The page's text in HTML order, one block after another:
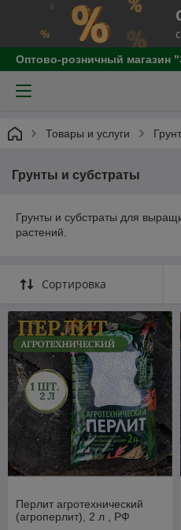
Оптово-розничный магазин
Товары и услуги
Грунты и субстраты
Грунты и субстраты для
растений.
Сортировка
Перлит агротехнический
(агроперлит), 2 л , РФ